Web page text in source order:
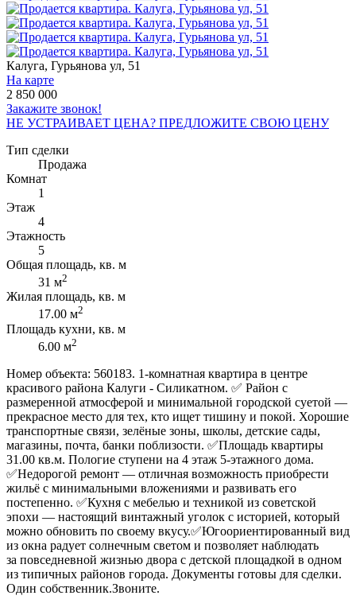
Калуга, Гурьянова ул, 51
На карте
2 850 000
Закажите звонок!
НЕ УСТРАИВАЕТ ЦЕНА? ПРЕДЛОЖИТЕ СВОЮ ЦЕНУ
Тип сделки
Продажа
Комнат
1
Этаж
4
Этажность
5
Общая площадь, кв. м
31 м2
Жилая площадь, кв. м
17.00 м2
Площадь кухни, кв. м
6.00 м2
Номер объекта: 560183. 1-комнатная квартира в центре
красивого района Калуги - Силикатном. ✅ Район с
размеренной атмосферой и минимальной городской суетой —
прекрасное место для тех, кто ищет тишину и покой. Хорошие
транспортные связи, зелёные зоны, школы, детские сады,
магазины, почта, банки поблизости. ✅Площадь квартиры
31.00 кв.м. Пологие ступени на 4 этаж 5-этажного дома.
✅Недорогой ремонт — отличная возможность приобрести
жильё с минимальными вложениями и развивать его
постепенно. ✅Кухня с мебелью и техникой из советской
эпохи — настоящий винтажный уголок с историей, который
можно обновить по своему вкусу. ​​​​​​​✅Югоориентированный вид
из окна радует солнечным светом и позволяет наблюдать
за повседневной жизнью двора с детской площадкой в одном
из типичных районов города. Документы готовы для сделки.
Один собственник. ​​​​​​​Звоните.